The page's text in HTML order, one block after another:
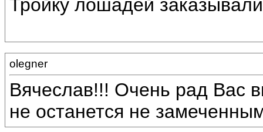
Тройку лошадей
olegner
Вячеслав!!! Очень рад Вас
не останется не